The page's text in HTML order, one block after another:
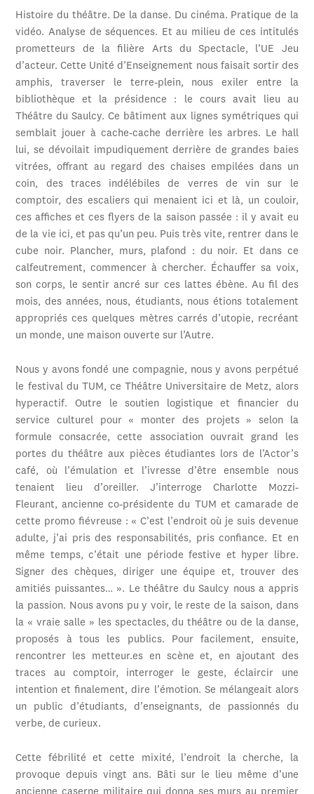
Histoire du théâtre. De la danse. Du cinéma. Pratique de la
vidéo. Analyse de séquences. Et au milieu de ces intitulés
prometteurs de la filière Arts du Spectacle, l’UE Jeu
d’acteur. Cette Unité d’Enseignement nous faisait sortir des
amphis, traverser le terre-plein, nous exiler entre la
bibliothèque et la présidence : le cours avait lieu au
Théâtre du Saulcy. Ce bâtiment aux lignes symétriques qui
semblait jouer à cache-cache derrière les arbres. Le hall
lui, se dévoilait impudiquement derrière de grandes baies
vitrées, offrant au regard des chaises empilées dans un
coin, des traces indélébiles de verres de vin sur le
comptoir, des escaliers qui menaient ici et là, un couloir,
ces affiches et ces flyers de la saison passée : il y avait eu
de la vie ici, et pas qu’un peu. Puis très vite, rentrer dans le
cube noir. Plancher, murs, plafond : du noir. Et dans ce
calfeutrement, commencer à chercher. Échauffer sa voix,
son corps, le sentir ancré sur ces lattes ébène. Au fil des
mois, des années, nous, étudiants, nous étions totalement
appropriés ces quelques mètres carrés d’utopie, recréant
un monde, une maison ouverte sur l’Autre.
Nous y avons fondé une compagnie, nous y avons perpétué
le festival du TUM, ce Théâtre Universitaire de Metz, alors
hyperactif. Outre le soutien logistique et financier du
service culturel pour « monter des projets » selon la
formule consacrée, cette association ouvrait grand les
portes du théâtre aux pièces étudiantes lors de l’Actor’s
café, où l’émulation et l’ivresse d’être ensemble nous
tenaient lieu d’oreiller. J’interroge Charlotte Mozzi-
Fleurant, ancienne co-présidente du TUM et camarade de
cette promo fiévreuse : « C’est l’endroit où je suis devenue
adulte, j’ai pris des responsabilités, pris confiance. Et en
même temps, c’était une période festive et hyper libre.
Signer des chèques, diriger une équipe et, trouver des
amitiés puissantes… ». Le théâtre du Saulcy nous a appris
la passion. Nous avons pu y voir, le reste de la saison, dans
la « vraie salle » les spectacles, du théâtre ou de la danse,
proposés à tous les publics. Pour facilement, ensuite,
rencontrer les metteur.es en scène et, en ajoutant des
traces au comptoir, interroger le geste, éclaircir une
intention et finalement, dire l’émotion. Se mélangeait alors
un public d’étudiants, d’enseignants, de passionnés du
verbe, de curieux.
Cette fébrilité et cette mixité, l’endroit la cherche, la
provoque depuis vingt ans. Bâti sur le lieu même d’une